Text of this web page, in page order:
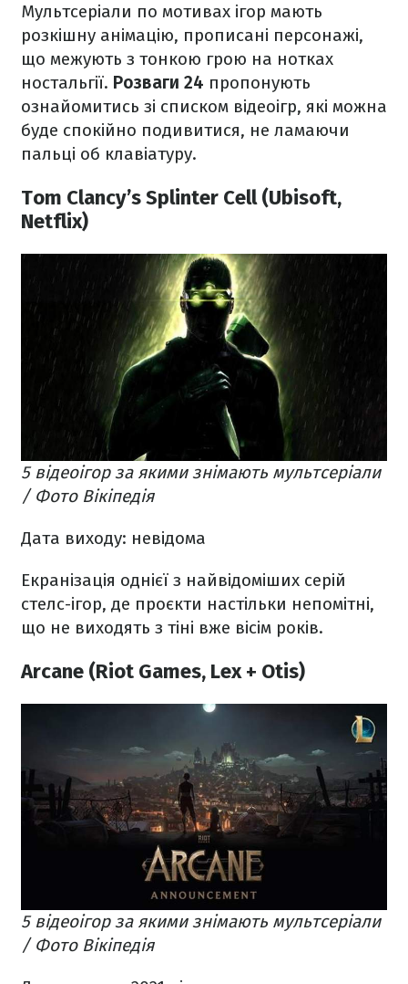
Мультсеріали по мотивах ігор мають
розкішну анімацію, прописані персонажі,
що межують з тонкою грою на нотках
ностальгії. Розваги 24 пропонують
ознайомитись зі списком відеоігр, які можна
буде спокійно подивитися, не ламаючи
пальці об клавіатуру.
Tom Clancy’s Splinter Cell (Ubisoft,
Netflix)
5 відеоігор за якими знімають мультсеріали
/ Фото Вікіпедія
Дата виходу: невідома
Екранізація однієї з найвідоміших серій
стелс-ігор, де проєкти настільки непомітні,
що не виходять з тіні вже вісім років.
Arcane (Riot Games, Lex + Otis)
5 відеоігор за якими знімають мультсеріали
/ Фото Вікіпедія